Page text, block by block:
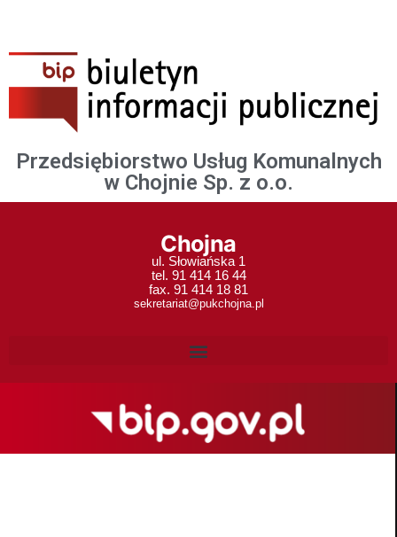
Przedsiębiorstwo Usług Komunalnych
w Chojnie Sp. z o.o.
Chojna
ul. Słowiańska 1
tel. 91 414 16 44
fax. 91 414 18 81
sekretariat@pukchojna.pl